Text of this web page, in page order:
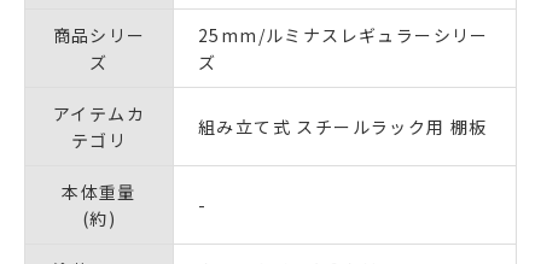
商品シリー
ズ
25mm/ルミナスレギュラーシリー
ズ
アイテムカ
テゴリ
組み立て式 スチールラック用 棚板
本体重量
(約)
-